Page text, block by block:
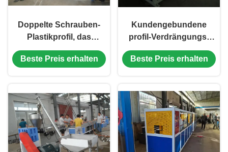
Doppelte Schrauben-
Plastikprofil, das
Fertigungsstraße 380V
50HZ bildet
Beste Preis erhalten
Kundengebundene
profil-Verdrängungs-
Linie 380V 50HZ
Plastikmit 1-jähriger
Beste Preis erhalten